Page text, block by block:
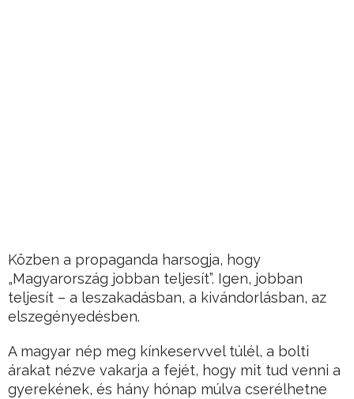
Közben a propaganda harsogja, hogy
„Magyarország jobban teljesít”. Igen, jobban
teljesít – a leszakadásban, a kivándorlásban, az
elszegényedésben.
A magyar nép meg kínkeservvel túlél, a bolti
árakat nézve vakarja a fejét, hogy mit tud venni a
gyerekének, és hány hónap múlva cserélhetne